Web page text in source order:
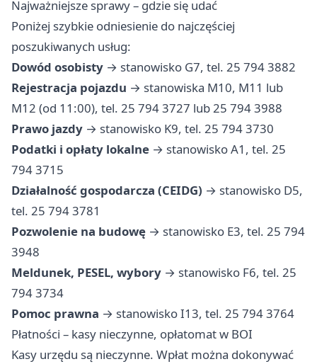
Najważniejsze sprawy – gdzie się udać
Poniżej szybkie odniesienie do najczęściej
poszukiwanych usług:
Dowód osobisty → stanowisko G7, tel. 25 794 3882
Rejestracja pojazdu → stanowiska M10, M11 lub
M12 (od 11:00), tel. 25 794 3727 lub 25 794 3988
Prawo jazdy → stanowisko K9, tel. 25 794 3730
Podatki i opłaty lokalne → stanowisko A1, tel. 25
794 3715
Działalność gospodarcza (CEIDG) → stanowisko D5,
tel. 25 794 3781
Pozwolenie na budowę → stanowisko E3, tel. 25 794
3948
Meldunek, PESEL, wybory → stanowisko F6, tel. 25
794 3734
Pomoc prawna → stanowisko I13, tel. 25 794 3764
Płatności – kasy nieczynne, opłatomat w BOI
Kasy urzędu są nieczynne. Wpłat można dokonywać